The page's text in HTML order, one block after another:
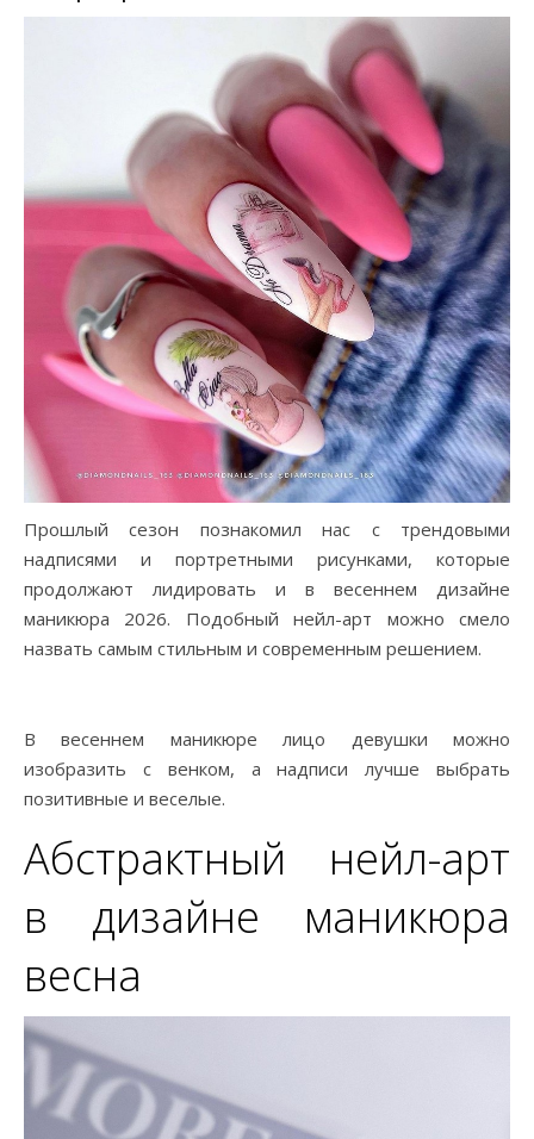
Прошлый сезон познакомил нас с трендовыми
надписями и портретными рисунками, которые
продолжают лидировать и в весеннем дизайне
маникюра 2026. Подобный нейл-арт можно смело
назвать самым стильным и современным решением.
В весеннем маникюре лицо девушки можно
изобразить с венком, а надписи лучше выбрать
позитивные и веселые.
Абстрактный нейл-арт
в дизайне маникюра
весна